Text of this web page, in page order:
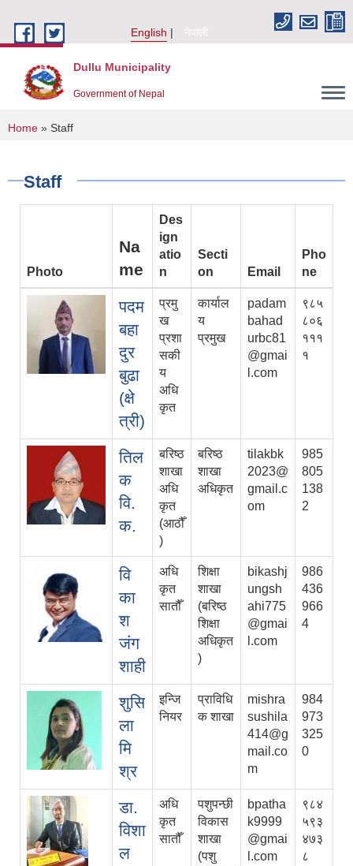
English
नेपाली
Dullu Municipality
Government of Nepal
You are here
Home » Staff
Staff
Photo
Na
me
Des
ign
atio
n
Secti
on
Email
Pho
ne
पदम
बहा
दुर
बुढा
(क्षे
त्री)
प्रमु
ख
प्रशा
सकी
य
अधि
कृत
कार्याल
य
प्रमुख
padam
bahad
urbc81
@gmai
l.com
९८५
८०६
१११
१
तिल
क
वि.
क.
बरिष्ठ
शाखा
अधि
कृत
(आठौँ
)
बरिष्ठ
शाखा
अधिकृत
tilakbk
2023@
gmail.c
om
985
805
138
2
वि
का
श
जंग
शाही
अधि
कृत
सातौँ
शिक्षा
शाखा
(बरिष्ठ
शिक्षा
अधिकृत
)
bikashj
ungsh
ahi775
@gmai
l.com
986
436
966
4
शुसि
ला
मि
श्र
इन्जि
नियर
प्राविधि
क शाखा
mishra
sushila
414@g
mail.co
m
984
973
325
0
डा.
विशा
ल
अधि
कृत
सातौँ
पशुपन्छी
विकास
शाखा
(पशु
bpatha
k9999
@gmai
l.com
९८४
५९३
४७३
८